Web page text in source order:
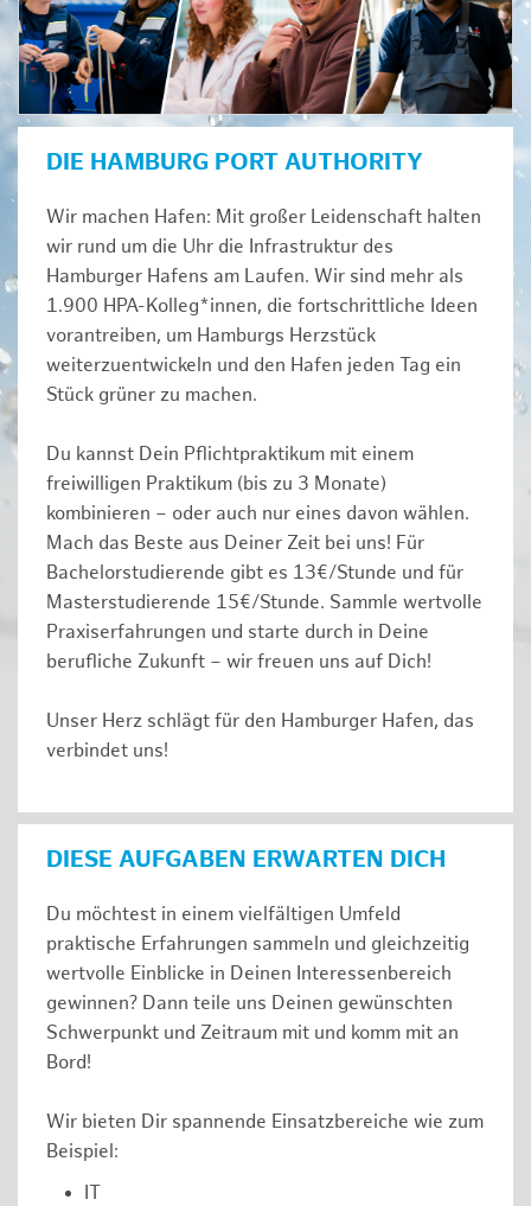
DIE HAMBURG PORT AUTHORITY
Wir machen Hafen: Mit großer Leidenschaft halten
wir rund um die Uhr die Infrastruktur des
Hamburger Hafens am Laufen. Wir sind mehr als
1.900 HPA-Kolleg*innen, die fortschrittliche Ideen
vorantreiben, um Hamburgs Herzstück
weiterzuentwickeln und den Hafen jeden Tag ein
Stück grüner zu machen.
Du kannst Dein Pflichtpraktikum mit einem
freiwilligen Praktikum (bis zu 3 Monate)
kombinieren – oder auch nur eines davon wählen.
Mach das Beste aus Deiner Zeit bei uns! Für
Bachelorstudierende gibt es 13€/Stunde und für
Masterstudierende 15€/Stunde. Sammle wertvolle
Praxiserfahrungen und starte durch in Deine
berufliche Zukunft – wir freuen uns auf Dich!
Unser Herz schlägt für den Hamburger Hafen, das
verbindet uns!
DIESE AUFGABEN ERWARTEN DICH
Du möchtest in einem vielfältigen Umfeld
praktische Erfahrungen sammeln und gleichzeitig
wertvolle Einblicke in Deinen Interessenbereich
gewinnen? Dann teile uns Deinen gewünschten
Schwerpunkt und Zeitraum mit und komm mit an
Bord!
Wir bieten Dir spannende Einsatzbereiche wie zum
Beispiel:
IT